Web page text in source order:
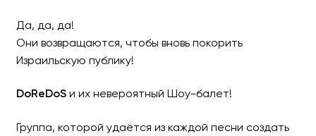
Группа «DoReDos» в
Да, да, да!
Они возвращаются, чтобы вновь покорить
Израильскую публику!
DoReDoSи их невероятный Шоу-балет!
Группа, которой удаётся из каждой песни создать